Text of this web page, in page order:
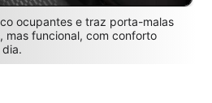
ocupantes e traz porta-malas
mas funcional, com conforto